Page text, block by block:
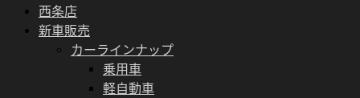
西条店
新車販売
カーラインナップ
乗用車
軽自動車